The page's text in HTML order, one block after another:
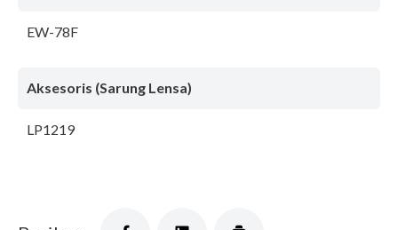
EW-78F
Aksesoris (Sarung Lensa)
LP1219